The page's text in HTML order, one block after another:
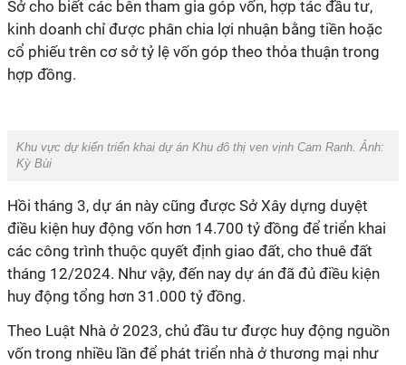
Sở cho biết các bên tham gia góp vốn, hợp tác đầu tư,
kinh doanh chỉ được phân chia lợi nhuận bằng tiền hoặc
cổ phiếu trên cơ sở tỷ lệ vốn góp theo thỏa thuận trong
hợp đồng.
Khu vực dự kiến triển khai dự án Khu đô thị ven vịnh Cam Ranh. Ảnh:
Kỳ Bùi
Hồi tháng 3, dự án này cũng được Sở Xây dựng duyệt
điều kiện huy động vốn hơn 14.700 tỷ đồng để triển khai
các công trình thuộc quyết định giao đất, cho thuê đất
tháng 12/2024. Như vậy, đến nay dự án đã đủ điều kiện
huy động tổng hơn 31.000 tỷ đồng.
Theo Luật Nhà ở 2023, chủ đầu tư được huy động nguồn
vốn trong nhiều lần để phát triển nhà ở thương mại như